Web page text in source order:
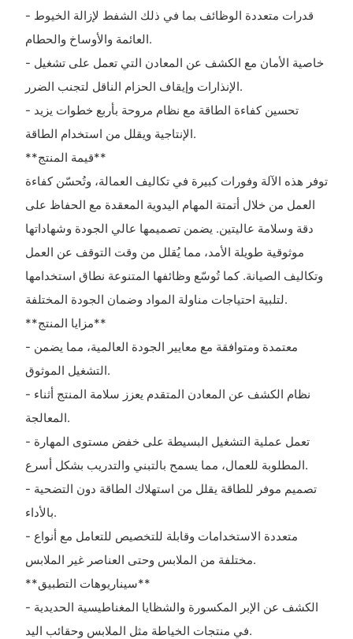
- قدرات متعددة الوظائف بما في ذلك الشفط لإزالة الخيوط
العائمة والأوساخ والحطام.
- خاصية الأمان مع الكشف عن المعادن التي تعمل على تشغيل
الإنذارات وإيقاف الحزام الناقل لتجنب الضرر.
- تحسين كفاءة الطاقة مع نظام مروحة بأربع خطوات يزيد
الإنتاجية ويقلل من استخدام الطاقة.
**قيمة المنتج**
توفر هذه الآلة وفورات كبيرة في تكاليف العمالة، وتُحسّن كفاءة
العمل من خلال أتمتة المهام اليدوية المعقدة مع الحفاظ على
دقة وسلامة عاليتين. يضمن تصميمها عالي الجودة وشهاداتها
موثوقية طويلة الأمد، مما يُقلل من وقت التوقف عن العمل
وتكاليف الصيانة. كما تُوسّع وظائفها المتنوعة نطاق استخدامها
لتلبية احتياجات مناولة المواد وضمان الجودة المختلفة.
**مزايا المنتج**
- معتمدة ومتوافقة مع معايير الجودة العالمية، مما يضمن
التشغيل الموثوق.
- نظام الكشف عن المعادن المتقدم يعزز سلامة المنتج أثناء
المعالجة.
- تعمل عملية التشغيل البسيطة على خفض مستوى المهارة
المطلوبة للعمال، مما يسمح بالتبني والتدريب بشكل أسرع.
- تصميم موفر للطاقة يقلل من استهلاك الطاقة دون التضحية
بالأداء.
- متعددة الاستخدامات وقابلة للتخصيص للتعامل مع أنواع
مختلفة من الملابس وحتى العناصر غير الملابس.
**سيناريوهات التطبيق**
- الكشف عن الإبر المكسورة والشظايا المغناطيسية الحديدية
في منتجات الخياطة مثل الملابس وحقائب اليد.